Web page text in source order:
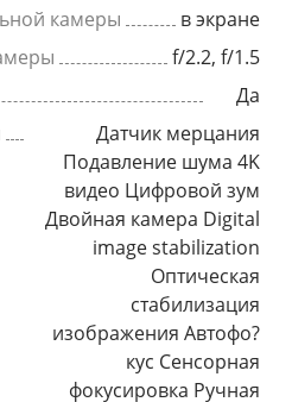
камеры
в экране
f/2.2, f/1.5
Да
Датчик мерцания
Подавление шума 4K
видео Цифровой зум
Двойная камера Digital
image stabilization
Оптическая
стабилизация
изображения Автофо?
кус Сенсорная
фокусировка Ручная